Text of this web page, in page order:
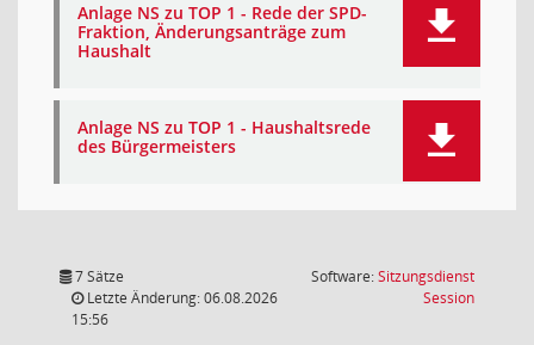
Anlage NS zu TOP 1 - Rede der SPD-
Fraktion, Änderungsanträge zum
Haushalt
Anlage NS zu TOP 1 - Haushaltsrede
des Bürgermeisters
7 Sätze
Letzte Änderung: 06.08.2026
15:56
Software:Sitzungsdienst
Session(Wird in